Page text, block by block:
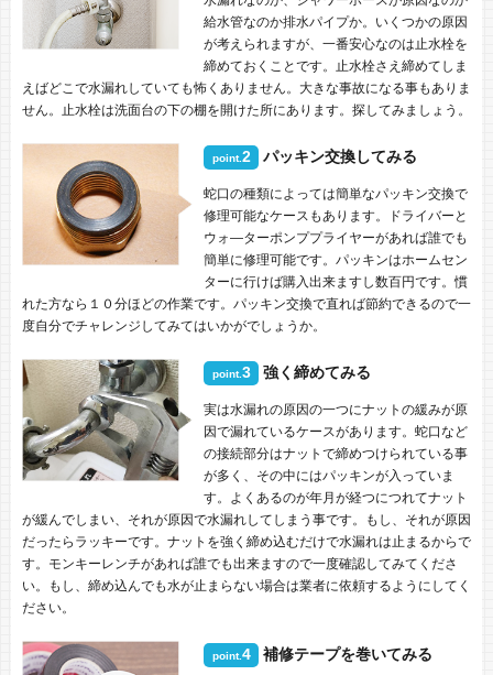
給水管なのか排水パイプか。いくつかの原因
が考えられますが、一番安心なのは止水栓を
締めておくことです。止水栓さえ締めてしま
えばどこで水漏れしていても怖くありません。大きな事故になる事もありま
せん。止水栓は洗面台の下の棚を開けた所にあります。探してみましょう。
point.2 パッキン交換してみる
蛇口の種類によっては簡単なパッキン交換で
修理可能なケースもあります。ドライバーと
ウォ―ターポンププライヤーがあれば誰でも
簡単に修理可能です。パッキンはホームセン
ターに行けば購入出来ますし数百円です。慣
れた方なら１０分ほどの作業です。パッキン交換で直れば節約できるので一
度自分でチャレンジしてみてはいかがでしょうか。
point.3 強く締めてみる
実は水漏れの原因の一つにナットの緩みが原
因で漏れているケースがあります。蛇口など
の接続部分はナットで締めつけられている事
が多く、その中にはパッキンが入っていま
す。よくあるのが年月が経つにつれてナット
が緩んでしまい、それが原因で水漏れしてしまう事です。もし、それが原因
だったらラッキーです。ナットを強く締め込むだけで水漏れは止まるからで
す。モンキーレンチがあれば誰でも出来ますので一度確認してみてくださ
い。もし、締め込んでも水が止まらない場合は業者に依頼するようにしてく
ださい。
point.4 補修テープを巻いてみる